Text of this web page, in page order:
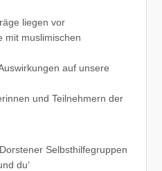
liegen vor
mit muslimischen
auf unsere
und Teilnehmern der
Selbsthilfegruppen
du‘